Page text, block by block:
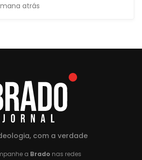
atrás
com a verdade
a Brado nas redes